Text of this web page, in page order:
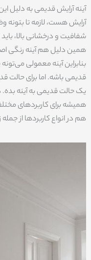
آینه آرایش قدیمی به دلیل
آرایش هست، لازمه تا بتونه
شفافیت و درخشانی بالا،
همین دلیل هم آینه رنگی
بنابراین آینه معمولی
قدیمی باشه. اما برای حالت
یک حالت قدیمی به آینه
همیشه برای کاربردهای
هم در انواع کاربردها از